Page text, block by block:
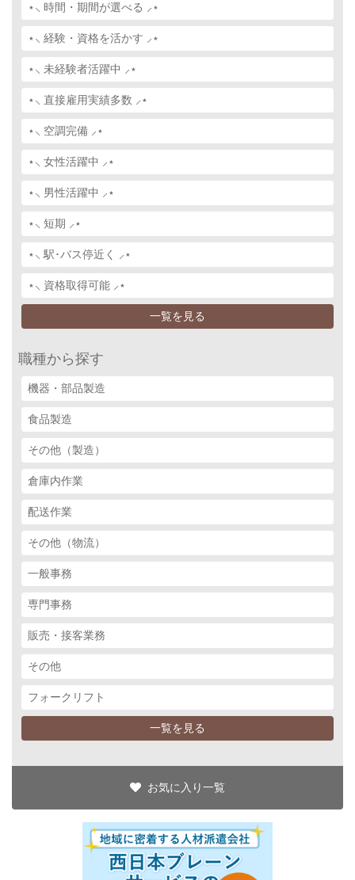
⋆⸜ 時間・期間が選べる ⸝⋆
⋆⸜ 経験・資格を活かす ⸝⋆
⋆⸜ 未経験者活躍中 ⸝⋆
⋆⸜ 直接雇用実績多数 ⸝⋆
⋆⸜ 空調完備 ⸝⋆
⋆⸜ 女性活躍中 ⸝⋆
⋆⸜ 男性活躍中 ⸝⋆
⋆⸜ 短期 ⸝⋆
⋆⸜ 駅･バス停近く ⸝⋆
⋆⸜ 資格取得可能 ⸝⋆
一覧を見る
職種から探す
機器・部品製造
食品製造
その他（製造）
倉庫内作業
配送作業
その他（物流）
一般事務
専門事務
販売・接客業務
その他
フォークリフト
一覧を見る
お気に入り一覧